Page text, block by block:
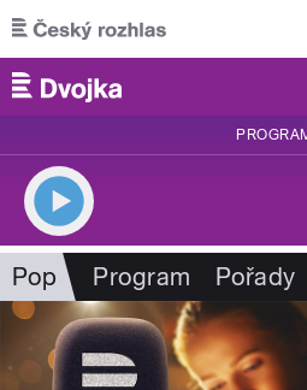
Přejít k hlavnímu obsahu
Pop Program Pořady